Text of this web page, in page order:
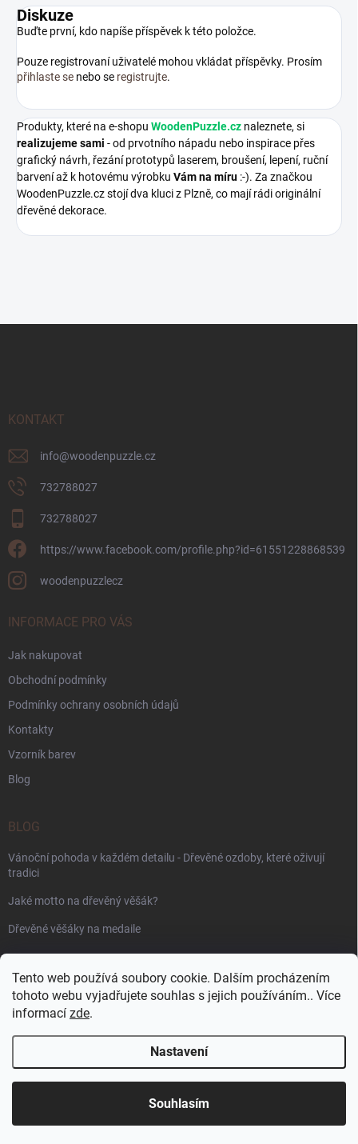
Tento web používá soubory cookie. Dalším procházením
tohoto webu vyjadřujete souhlas s jejich používáním.. Více
informací zde.
Nastavení
Souhlasím
Diskuze
Buďte první, kdo napíše příspěvek k této položce.
Pouze registrovaní uživatelé mohou vkládat příspěvky. Prosím
přihlaste se nebo se registrujte.
Produkty, které na e-shopu WoodenPuzzle.cz naleznete, si
realizujeme sami - od prvotního nápadu nebo inspirace přes
grafický návrh, řezání prototypů laserem, broušení, lepení, ruční
barvení až k hotovému výrobku Vám na míru :-). Za značkou
WoodenPuzzle.cz stojí dva kluci z Plzně, co mají rádi originální
dřevěné dekorace.
KONTAKT
info@woodenpuzzle.cz
732788027
732788027
https://www.facebook.com/profile.php?id=61551228868539
woodenpuzzlecz
INFORMACE PRO VÁS
Jak nakupovat
Obchodní podmínky
Podmínky ochrany osobních údajů
Kontakty
Vzorník barev
Blog
BLOG
Vánoční pohoda v každém detailu - Dřevěné ozdoby, které oživují
tradici
Jaké motto na dřevěný věšák?
Dřevěné věšáky na medaile
PŘIJÍMÁME ONLINE PLATBY
WoodenPuzzle.cz . Všechna práva vyhrazena.